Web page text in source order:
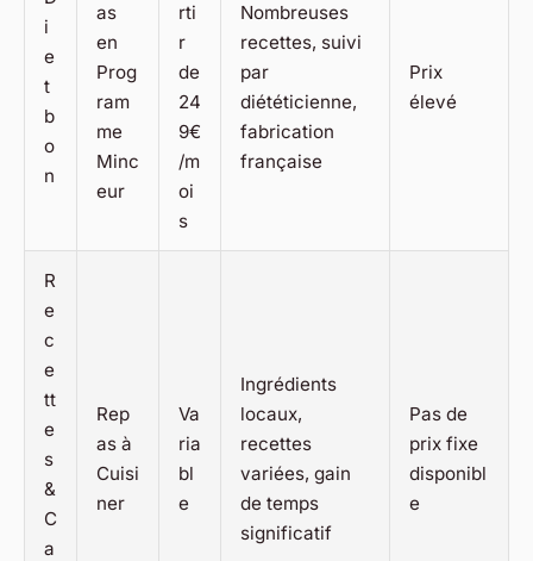
i
e
t
b
o
n
as
en
Prog
ram
me
Minc
eur
rti
r
de
24
9€
/m
oi
s
Nombreuses
recettes, suivi
par
diététicienne,
fabrication
française
Prix
élevé
R
e
c
e
tt
e
s
&
C
a
Rep
as à
Cuisi
ner
Va
ria
bl
e
Ingrédients
locaux,
recettes
variées, gain
de temps
significatif
Pas de
prix fixe
disponibl
e